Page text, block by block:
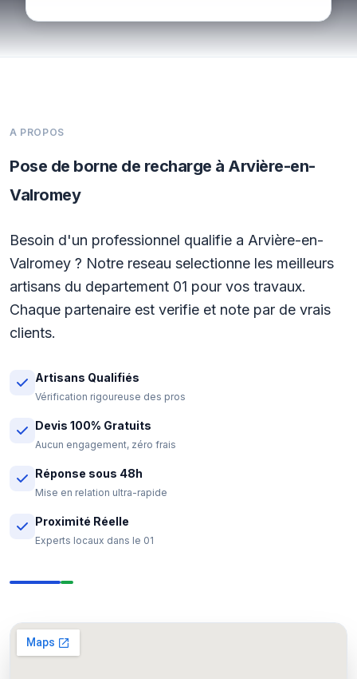
A PROPOS
Pose de borne de recharge à Arvière-en-
Valromey
Besoin d'un professionnel qualifie a Arvière-en-
Valromey ? Notre reseau selectionne les meilleurs
artisans du departement 01 pour vos travaux.
Chaque partenaire est verifie et note par de vrais
clients.
Artisans Qualifiés
Vérification rigoureuse des pros
Devis 100% Gratuits
Aucun engagement, zéro frais
Réponse sous 48h
Mise en relation ultra-rapide
Proximité Réelle
Experts locaux dans le 01